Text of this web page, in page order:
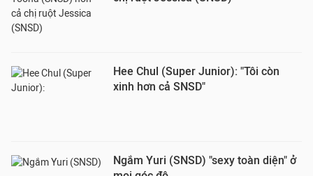
Hee Chul (Super Junior): "Tôi còn
xinh hơn cả SNSD"
Ngắm Yuri (SNSD) "sexy toàn diện" ở